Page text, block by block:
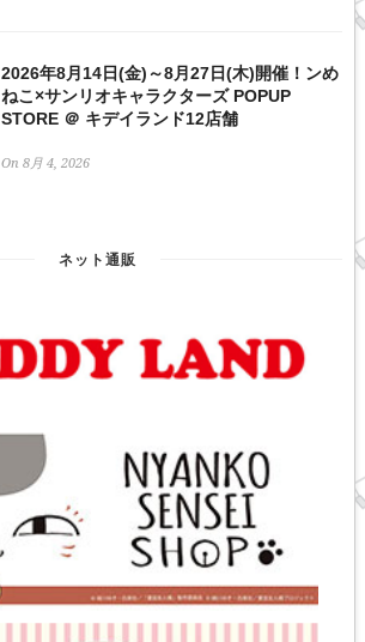
2026年8月14日(金)～8月27日(木)開催！ンめ
ねこ×サンリオキャラクターズ POPUP
STORE ＠ キデイランド12店舗
On 8月 4, 2026
ネット通販